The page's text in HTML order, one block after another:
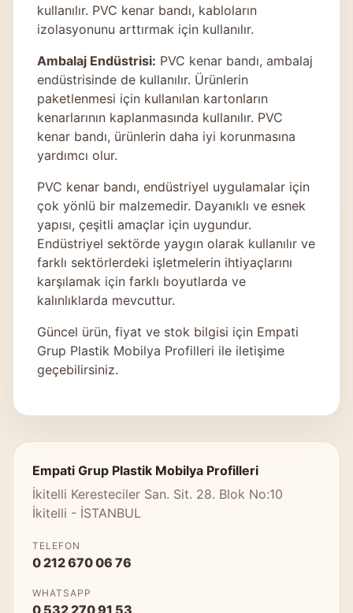
kullanılır. PVC kenar bandı, kabloların
izolasyonunu arttırmak için kullanılır.
Ambalaj Endüstrisi: PVC kenar bandı, ambalaj
endüstrisinde de kullanılır. Ürünlerin
paketlenmesi için kullanılan kartonların
kenarlarının kaplanmasında kullanılır. PVC
kenar bandı, ürünlerin daha iyi korunmasına
yardımcı olur.
PVC kenar bandı, endüstriyel uygulamalar için
çok yönlü bir malzemedir. Dayanıklı ve esnek
yapısı, çeşitli amaçlar için uygundur.
Endüstriyel sektörde yaygın olarak kullanılır ve
farklı sektörlerdeki işletmelerin ihtiyaçlarını
karşılamak için farklı boyutlarda ve
kalınlıklarda mevcuttur.
Güncel ürün, fiyat ve stok bilgisi için Empati
Grup Plastik Mobilya Profilleri ile iletişime
geçebilirsiniz.
Empati Grup Plastik Mobilya Profilleri
İkitelli Keresteciler San. Sit. 28. Blok No:10
İkitelli - İSTANBUL
TELEFON
0 212 670 06 76
WHATSAPP
0 532 270 91 53